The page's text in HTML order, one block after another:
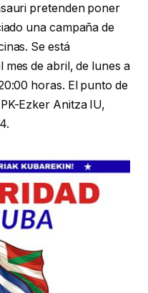
pretenden poner
una campaña de
Se está
de abril, de lunes a
horas. El punto de
Ezker Anitza IU,